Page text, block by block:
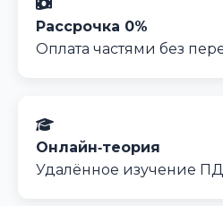
Рассрочка 0%
Оплата частями без
Онлайн‑теория
Удалённое изучение